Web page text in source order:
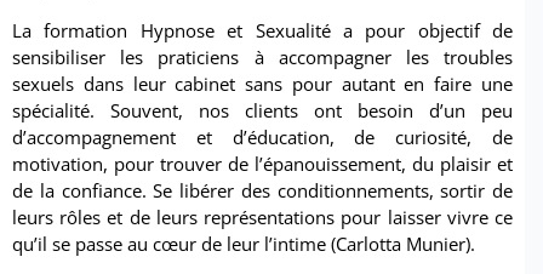
La formation Hypnose et Sexualité a pour objectif de
sensibiliser les praticiens à accompagner les troubles
sexuels dans leur cabinet sans pour autant en faire une
spécialité. Souvent, nos clients ont besoin d’un peu
d’accompagnement et d’éducation, de curiosité, de
motivation, pour trouver de l’épanouissement, du plaisir et
de la confiance. Se libérer des conditionnements, sortir de
leurs rôles et de leurs représentations pour laisser vivre ce
qu’il se passe au cœur de leur l’intime (Carlotta Munier).